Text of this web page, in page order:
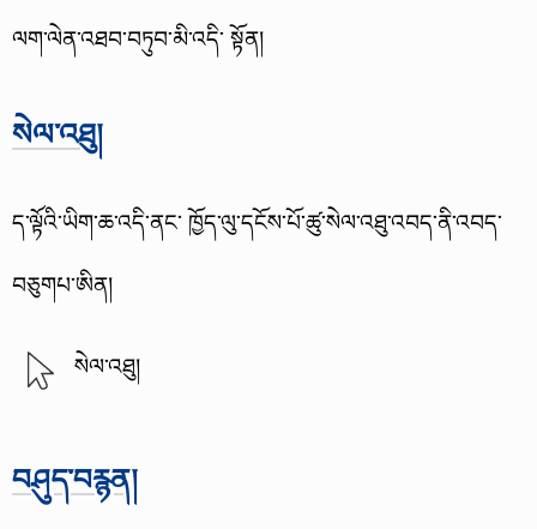
ལག་ལེན་འཐབ་བཏུབ་མི་འདི་ སྟོན།
སེལ་འཐུ།
ད་ལྟོའི་ཡིག་ཆ་འདི་ནང་ ཁྱོད་ལུ་དངོས་པོ་ཚུ་སེལ་འཐུ་འབད་ནི་འབད་
བཅུགཔ་ཨིན།
སེལ་འཐུ།
བཤུད་བརྙན།